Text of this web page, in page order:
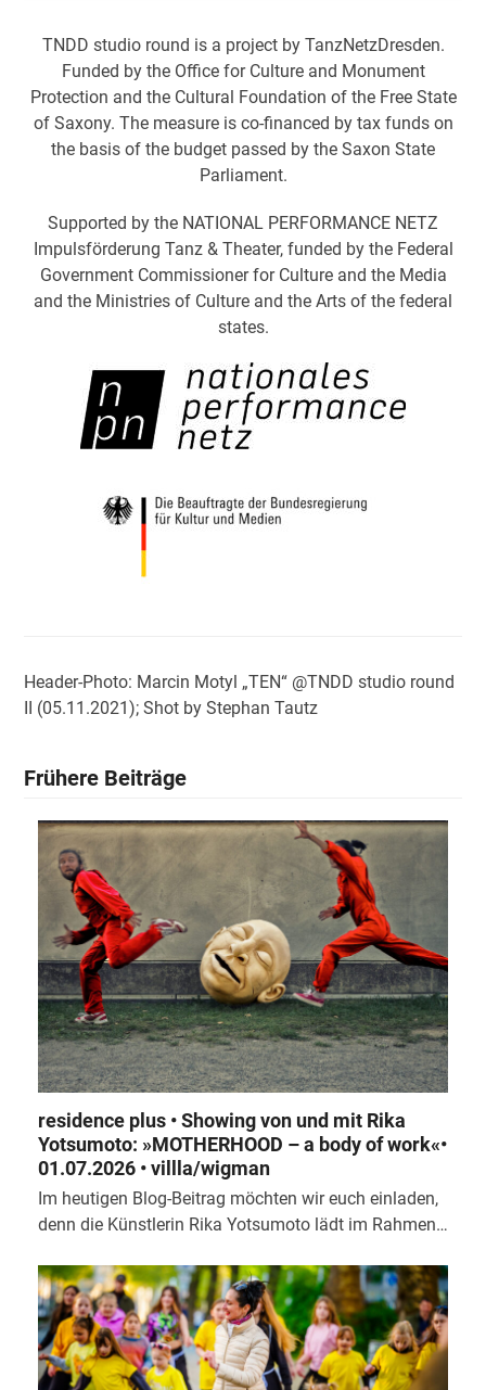
TNDD studio round is a project by TanzNetzDresden.
Funded by the Office for Culture and Monument
Protection and the Cultural Foundation of the Free State
of Saxony. The measure is co-financed by tax funds on
the basis of the budget passed by the Saxon State
Parliament.
Supported by the NATIONAL PERFORMANCE NETZ
Impulsförderung Tanz & Theater, funded by the Federal
Government Commissioner for Culture and the Media
and the Ministries of Culture and the Arts of the federal
states.
Header-Photo: Marcin Motyl „TEN“ @TNDD studio round
II (05.11.2021); Shot by Stephan Tautz
Frühere Beiträge
residence plus • Showing von und mit Rika
Yotsumoto: »MOTHERHOOD – a body of work«•
01.07.2026 • villla/wigman
Im heutigen Blog-Beitrag möchten wir euch einladen,
denn die Künstlerin Rika Yotsumoto lädt im Rahmen…